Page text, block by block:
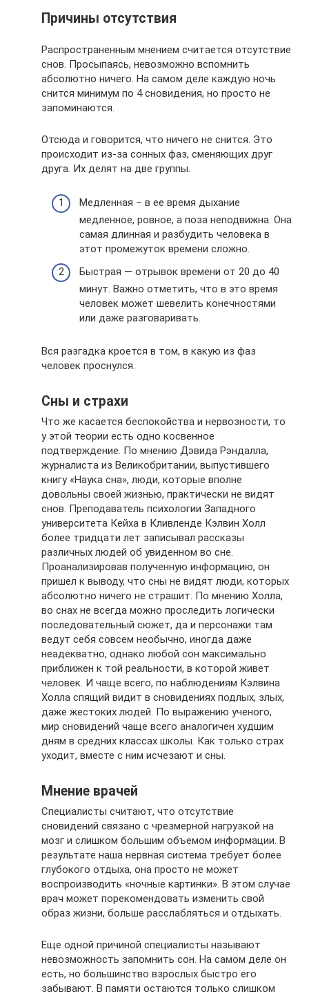
Причины отсутствия
Распространенным мнением считается отсутствие
снов. Просыпаясь, невозможно вспомнить
абсолютно ничего. На самом деле каждую ночь
снится минимум по 4 сновидения, но просто не
запоминаются.
Отсюда и говорится, что ничего не снится. Это
происходит из-за сонных фаз, сменяющих друг
друга. Их делят на две группы.
Медленная – в ее время дыхание
медленное, ровное, а поза неподвижна. Она
самая длинная и разбудить человека в
этот промежуток времени сложно.
Быстрая — отрывок времени от 20 до 40
минут. Важно отметить, что в это время
человек может шевелить конечностями
или даже разговаривать.
Вся разгадка кроется в том, в какую из фаз
человек проснулся.
Сны и страхи
Что же касается беспокойства и нервозности, то
у этой теории есть одно косвенное
подтверждение. По мнению Дэвида Рэндалла,
журналиста из Великобритании, выпустившего
книгу «Наука сна», люди, которые вполне
довольны своей жизнью, практически не видят
снов. Преподаватель психологии Западного
университета Кейха в Кливленде Кэлвин Холл
более тридцати лет записывал рассказы
различных людей об увиденном во сне.
Проанализировав полученную информацию, он
пришел к выводу, что сны не видят люди, которых
абсолютно ничего не страшит. По мнению Холла,
во снах не всегда можно проследить логически
последовательный сюжет, да и персонажи там
ведут себя совсем необычно, иногда даже
неадекватно, однако любой сон максимально
приближен к той реальности, в которой живет
человек. И чаще всего, по наблюдениям Кэлвина
Холла спящий видит в сновидениях подлых, злых,
даже жестоких людей. По выражению ученого,
мир сновидений чаще всего аналогичен худшим
дням в средних классах школы. Как только страх
уходит, вместе с ним исчезают и сны.
Мнение врачей
Специалисты считают, что отсутствие
сновидений связано с чрезмерной нагрузкой на
мозг и слишком большим объемом информации. В
результате наша нервная система требует более
глубокого отдыха, она просто не может
воспроизводить «ночные картинки». В этом случае
врач может порекомендовать изменить свой
образ жизни, больше расслабляться и отдыхать.
Еще одной причиной специалисты называют
невозможность запомнить сон. На самом деле он
есть, но большинство взрослых быстро его
забывают. В памяти остаются только слишком